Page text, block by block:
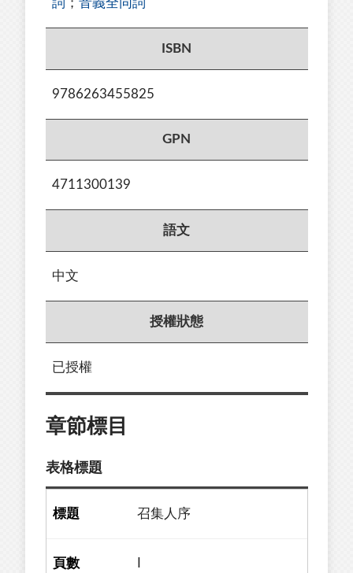
ISBN
9786263455825
GPN
4711300139
語文
中文
授權狀態
已授權
章節標目
表格標題
召集人序